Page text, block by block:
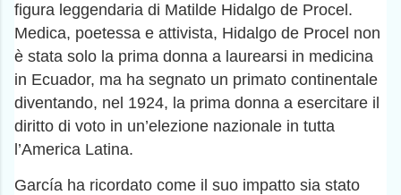
figura leggendaria di Matilde Hidalgo de Procel.
Medica, poetessa e attivista, Hidalgo de Procel non
è stata solo la prima donna a laurearsi in medicina
in Ecuador, ma ha segnato un primato continentale
diventando, nel 1924, la prima donna a esercitare il
diritto di voto in un’elezione nazionale in tutta
l’America Latina.
García ha ricordato come il suo impatto sia stato